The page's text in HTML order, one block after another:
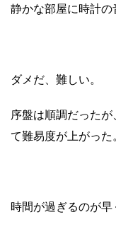
静かな部屋に時計の
ダメだ、難しい。
序盤は順調だった
て難易度が上がった。
時間が過ぎるのが早